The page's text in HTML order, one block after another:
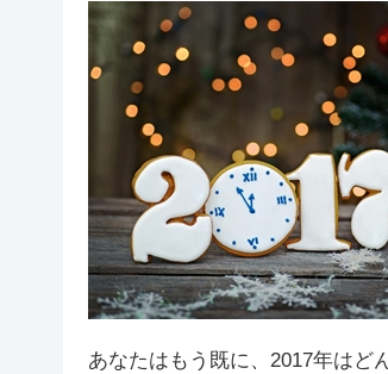
あなたはもう既に、2017年はど